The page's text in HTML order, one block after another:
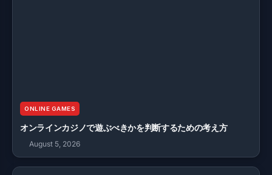
ONLINE GAMES
オンラインカジノで遊ぶべきかを判断するための考え方
August 5, 2026